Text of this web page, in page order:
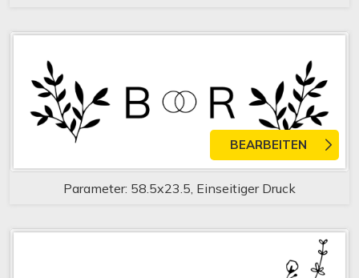
Parameter: 58.5x23.5, Einseitiger Druck
BEARBEITEN